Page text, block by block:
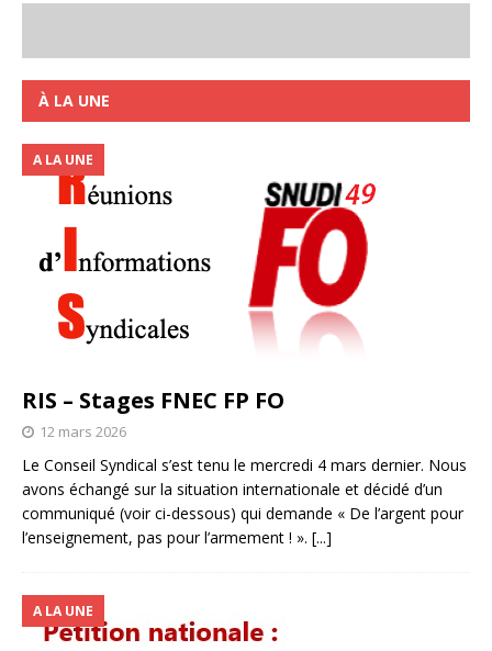
À LA UNE
RIS – Stages FNEC FP FO
A LA UNE
12 mars 2026
Le Conseil Syndical s’est tenu le mercredi 4 mars dernier. Nous
avons échangé sur la situation internationale et décidé d’un
communiqué (voir ci-dessous) qui demande « De l’argent pour
l’enseignement, pas pour l’armement ! ». [...]
A LA UNE